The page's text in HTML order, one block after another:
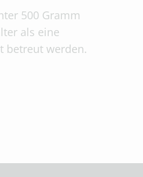
500 Gramm
als eine
betreut werden.